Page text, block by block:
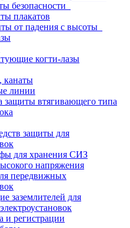
безопасности
плакатов
от падения с высоты
когти-лазы
канаты
линии
защиты втягивающего типа
защиты для
для хранения СИЗ
напряжения
передвижных
заземлителей для
и регистрации